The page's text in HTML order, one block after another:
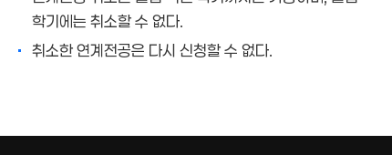
학기에는 취소할 수 없다.
취소한 연계전공은 다시 신청할 수 없다.